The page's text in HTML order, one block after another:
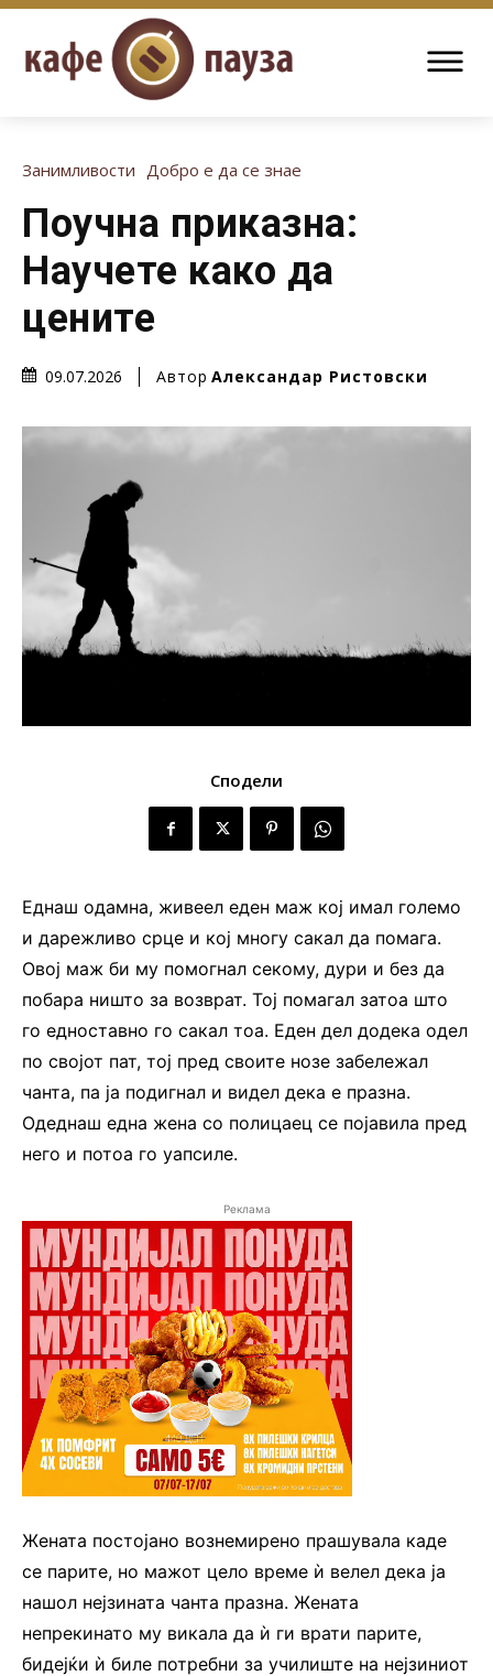
Занимливости Добро е да се знае
Поучна приказна:
Научете како да
цените
09.07.2026 Автор Александар Ристовски
Сподели
Еднаш одамна, живеел еден маж кој имал големо
и дарежливо срце и кој многу сакал да помага.
Овој маж би му помогнал секому, дури и без да
побара ништо за возврат. Тој помагал затоа што
го едноставно го сакал тоа. Еден дел додека одел
по својот пат, тој пред своите нозе забележал
чанта, па ја подигнал и видел дека е празна.
Одеднаш една жена со полицаец се појавила пред
него и потоа го уапсиле.
Реклама
Жената постојано вознемирено прашувала каде
се парите, но мажот цело време ѝ велел дека ја
нашол нејзината чанта празна. Жената
непрекинато му викала да ѝ ги врати парите,
бидејќи ѝ биле потребни за училиште на нејзиниот